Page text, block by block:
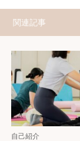
関連記事
自己紹介